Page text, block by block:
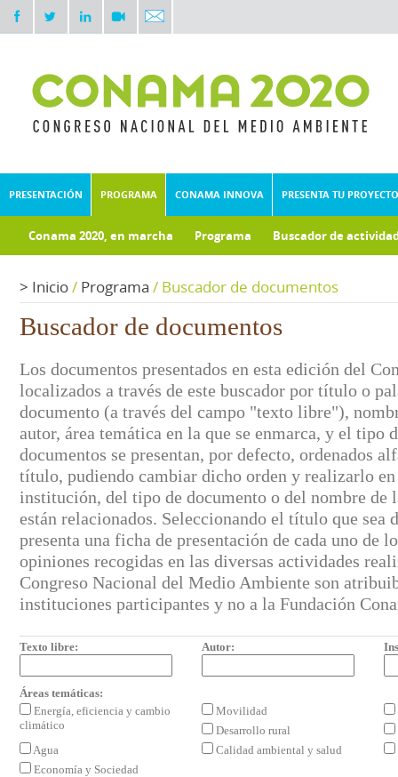
PRESENTACIÓN PROGRAMA CONAMA INNOVA PRESENTA TU PROYECTO
Conama 2020, en marcha Programa Buscador de
> Inicio/ Programa / Buscador de documentos
Buscador de documentos
Los documentos presentados en esta edición del
localizados a través de este buscador por título o
documento (a través del campo "texto libre"),
autor, área temática en la que se enmarca, y el tipo
documentos se presentan, por defecto, ordenados
título, pudiendo cambiar dicho orden y realizarlo
institución, del tipo de documento o del nombre de
están relacionados. Seleccionando el título que sea
presenta una ficha de presentación de cada uno de
opiniones recogidas en las diversas actividades
Congreso Nacional del Medio Ambiente son
instituciones participantes y no a la Fundación
Texto libre: Autor:
Áreas temáticas:
Energía, eficiencia y cambio
climático
Movilidad
Desarrollo rural
Agua
Calidad ambiental y salud
Economía y Sociedad